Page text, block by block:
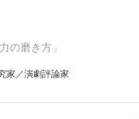
の磨き方」
家／演劇評論家